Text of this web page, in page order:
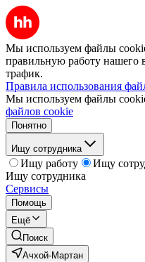
Мы используем файлы
правильную работу нашего
трафик.
Правила использования
Мы используем файлы
файлов cookie
Понятно
Ищу сотрудника
Ищу работу
Ищу
Ищу сотрудника
Сервисы
Помощь
Ещё
Поиск
Ачхой-Мартан